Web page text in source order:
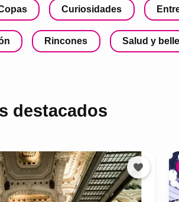
Curiosidades
Rincones Salud y
destacados